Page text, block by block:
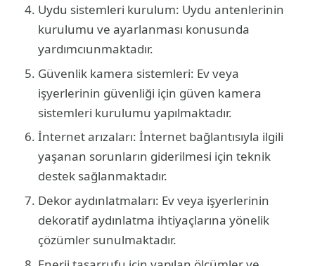
Uydu sistemleri kurulum: Uydu antenlerinin
kurulumu ve ayarlanması konusunda
yardımcıunmaktadır.
Güvenlik kamera sistemleri: Ev veya
işyerlerinin güvenliği için güven kamera
sistemleri kurulumu yapılmaktadır.
İnternet arızaları: İnternet bağlantısıyla ilgili
yaşanan sorunların giderilmesi için teknik
destek sağlanmaktadır.
Dekor aydınlatmaları: Ev veya işyerlerinin
dekoratif aydınlatma ihtiyaçlarına yönelik
çözümler sunulmaktadır.